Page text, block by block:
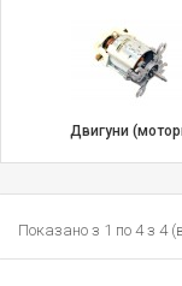
Двигуни
Показано з 1 по 4 з 4